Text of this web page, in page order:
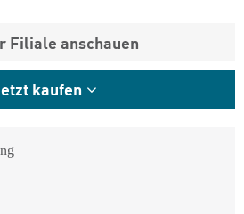
Filiale anschauen
kaufen